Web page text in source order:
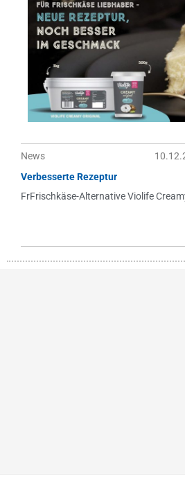
News
Verbesserte Rezeptur
FrFrischkäse-Alternative Violife